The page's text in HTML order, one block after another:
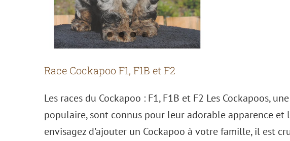
Race Cockapoo F1, F1B et F2
Les races du Cockapoo : F1, F1B et F2 Les Cockapoos,
populaire, sont connus pour leur adorable apparence et
envisagez d'ajouter un Cockapoo à votre famille, il est